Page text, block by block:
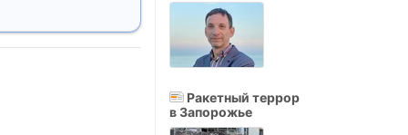
Ракетный террор
в Запорожье